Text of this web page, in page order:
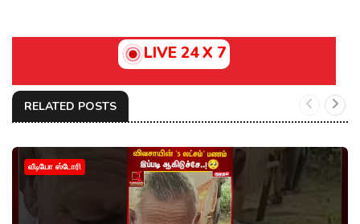
LIVE 24 X 7
RELATED POSTS
வீடியோ ஸ்டோரி